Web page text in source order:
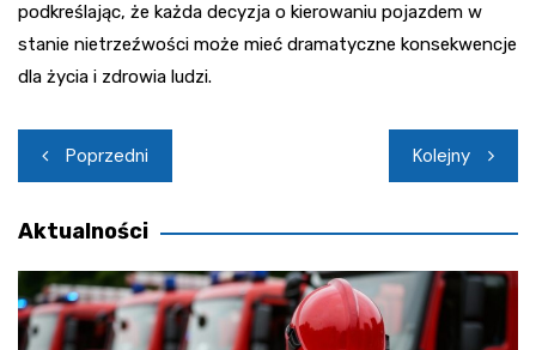
podkreślając, że każda decyzja o kierowaniu pojazdem w
stanie nietrzeźwości może mieć dramatyczne konsekwencje
dla życia i zdrowia ludzi.
Nawigacja
wpisu
Poprzedni Kolejny
Aktualności